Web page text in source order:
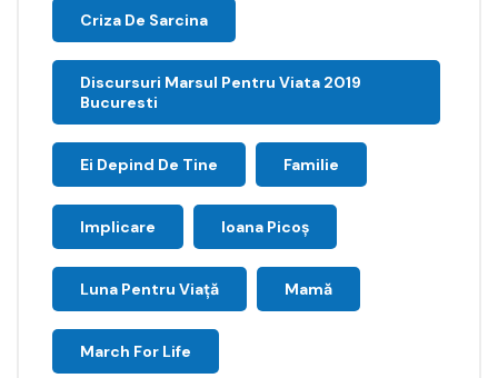
Criza De Sarcina
Discursuri Marsul Pentru Viata 2019
Bucuresti
Ei Depind De Tine Familie
Implicare Ioana Picoş
Luna Pentru Viață Mamă
March For Life